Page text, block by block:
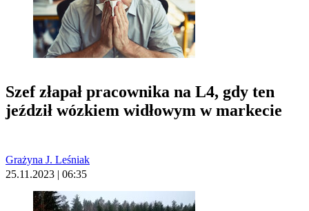
Szef złapał pracownika na L4, gdy ten
jeździł wózkiem widłowym w markecie
Grażyna J. Leśniak
25.11.2023 | 06:35